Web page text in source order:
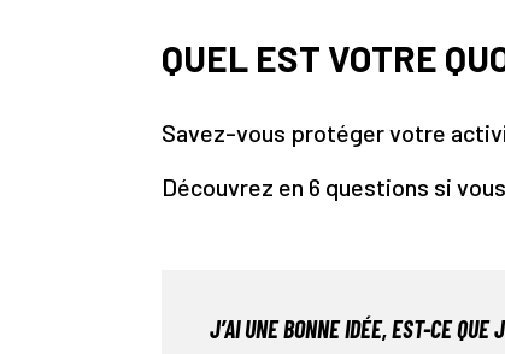
QUEL EST VOTRE
Savez-vous protéger votre
Découvrez en 6 questions si
J’AI UNE BONNE IDÉE, EST-CE QUE